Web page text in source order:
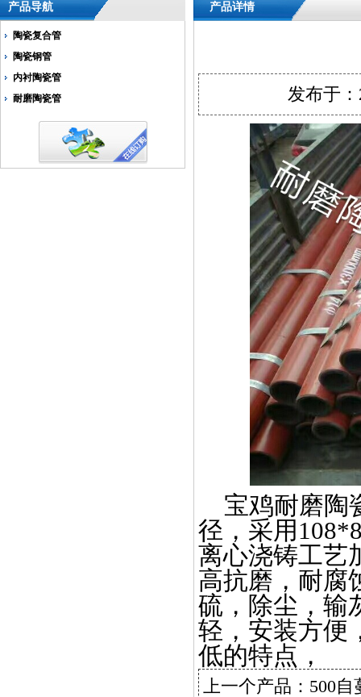
产品导航
陶瓷复合管
陶瓷钢管
内衬陶瓷管
耐磨陶瓷管
产品详情
发布于
宝鸡耐磨陶
径，采用
离心浇铸工艺
高抗磨，耐腐
硫，除尘，输
轻，安装方便
低的特点，
上一个产品： 500自